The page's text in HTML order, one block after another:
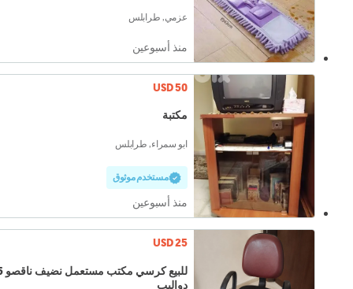
عزمي, طرابلس
منذ أسبوعين
USD 50
مكتبة
ابو سمراء, طرابلس
مستخدم موثوق
منذ أسبوعين
USD 25
للبيع
دواليب